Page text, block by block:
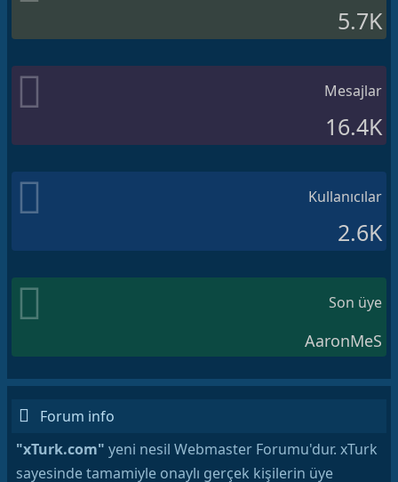
5.7K
Mesajlar
16.4K
Kullanıcılar
2.6K
Son üye
AaronMeS
Forum info
"xTurk.com" yeni nesil Webmaster Forumu'dur. xTurk
sayesinde tamamiyle onaylı gerçek kişilerin üye